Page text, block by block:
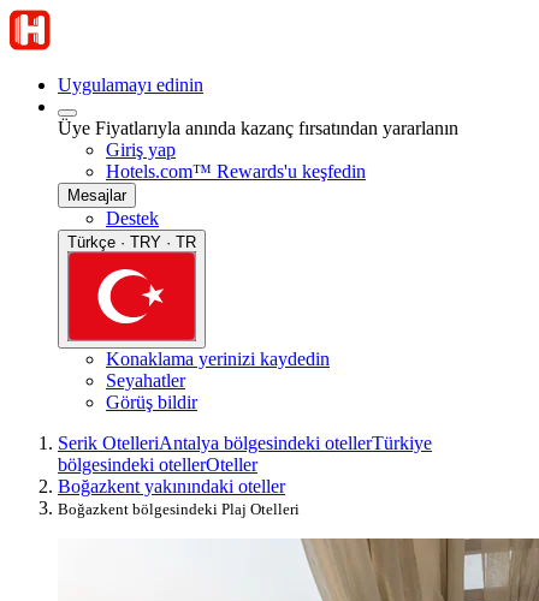
Uygulamayı edinin
Üye Fiyatlarıyla anında kazanç fırsatından yararlanın
Giriş yap
Hotels.com™ Rewards'u keşfedin
Mesajlar
Destek
Türkçe · TRY · TR
Konaklama yerinizi kaydedin
Seyahatler
Görüş bildir
Serik OtelleriAntalya bölgesindeki otellerTürkiye
bölgesindeki otellerOteller
Boğazkent yakınındaki oteller
Boğazkent bölgesindeki Plaj Otelleri